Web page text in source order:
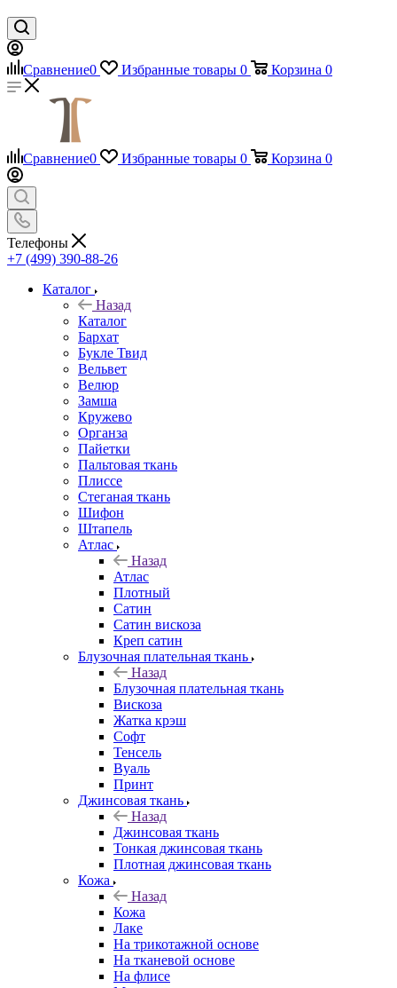
Сравнение0 Избранные товары 0 Корзина 0
Сравнение0 Избранные товары 0 Корзина 0
Телефоны
+7 (499) 390-88-26
Каталог
Назад
Каталог
Бархат
Букле Твид
Вельвет
Велюр
Замша
Кружево
Органза
Пайетки
Пальтовая ткань
Плиссе
Стеганая ткань
Шифон
Штапель
Атлас
Назад
Атлас
Плотный
Сатин
Сатин вискоза
Креп сатин
Блузочная плательная ткань
Назад
Блузочная плательная ткань
Вискоза
Жатка крэш
Софт
Тенсель
Вуаль
Принт
Джинсовая ткань
Назад
Джинсовая ткань
Тонкая джинсовая ткань
Плотная джинсовая ткань
Кожа
Назад
Кожа
Лаке
На трикотажной основе
На тканевой основе
На флисе